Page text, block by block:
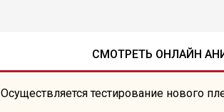
СМОТРЕТЬ ОНЛАЙН
Осуществляется тестирование нового